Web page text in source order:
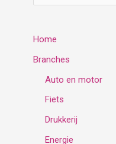
k
e
Home
Branches
Auto en motor
Fiets
Drukkerij
Energie